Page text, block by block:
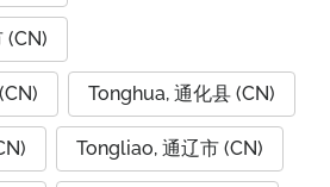
(CN)
Tonghua, 通化县 (CN)
Tongliao, 通辽市 (CN)